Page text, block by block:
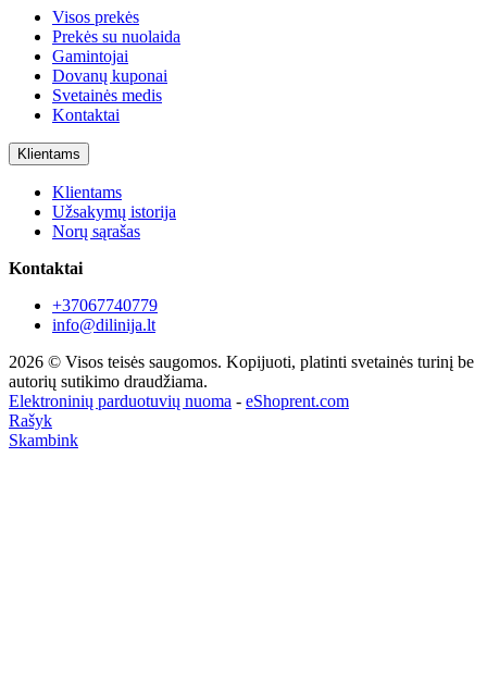
Visos prekės
Prekės su nuolaida
Gamintojai
Dovanų kuponai
Svetainės medis
Kontaktai
Klientams
Klientams
Užsakymų istorija
Norų sąrašas
Kontaktai
+37067740779
info@dilinija.lt
2026 © Visos teisės saugomos. Kopijuoti, platinti svetainės turinį be
autorių sutikimo draudžiama.
Elektroninių parduotuvių nuoma - eShoprent.com
Rašyk
Skambink